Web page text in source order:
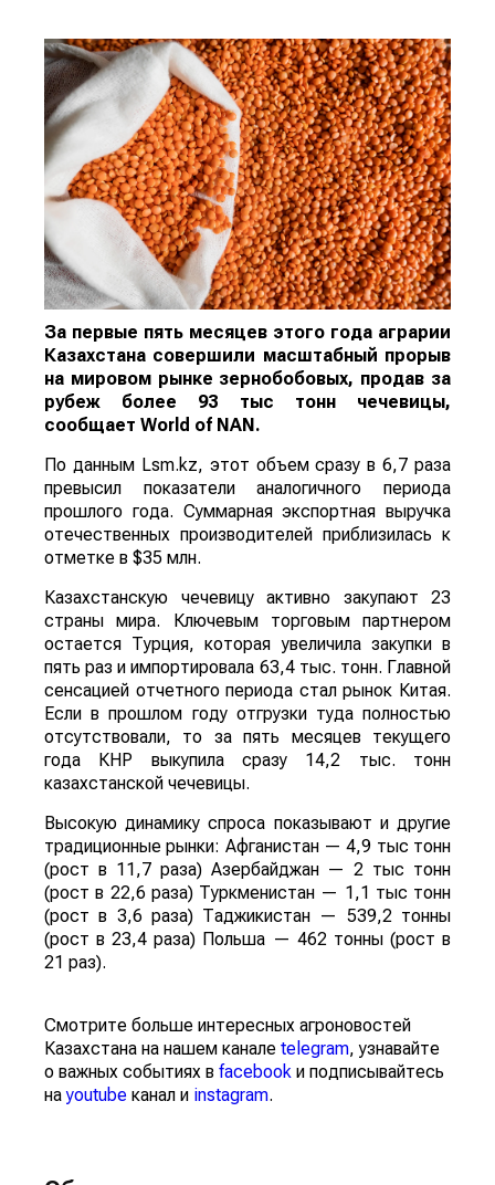
За первые пять месяцев этого года аграрии
Казахстана совершили масштабный прорыв
на мировом рынке зернобобовых, продав за
рубеж более 93 тыс тонн чечевицы,
сообщает World of NAN.
По данным Lsm.kz, этот объем сразу в 6,7 раза
превысил показатели аналогичного периода
прошлого года. Суммарная экспортная выручка
отечественных производителей приблизилась к
отметке в $35 млн.
Казахстанскую чечевицу активно закупают 23
страны мира. Ключевым торговым партнером
остается Турция, которая увеличила закупки в
пять раз и импортировала 63,4 тыс. тонн. Главной
сенсацией отчетного периода стал рынок Китая.
Если в прошлом году отгрузки туда полностью
отсутствовали, то за пять месяцев текущего
года КНР выкупила сразу 14,2 тыс. тонн
казахстанской чечевицы.
Высокую динамику спроса показывают и другие
традиционные рынки: Афганистан — 4,9 тыс тонн
(рост в 11,7 раза) Азербайджан — 2 тыс тонн
(рост в 22,6 раза) Туркменистан — 1,1 тыс тонн
(рост в 3,6 раза) Таджикистан — 539,2 тонны
(рост в 23,4 раза) Польша — 462 тонны (рост в
21 раз).
Смотрите больше интересных агроновостей
Казахстана на нашем канале telegram, узнавайте
о важных событиях в facebook и подписывайтесь
наyoutube канал и instagram.